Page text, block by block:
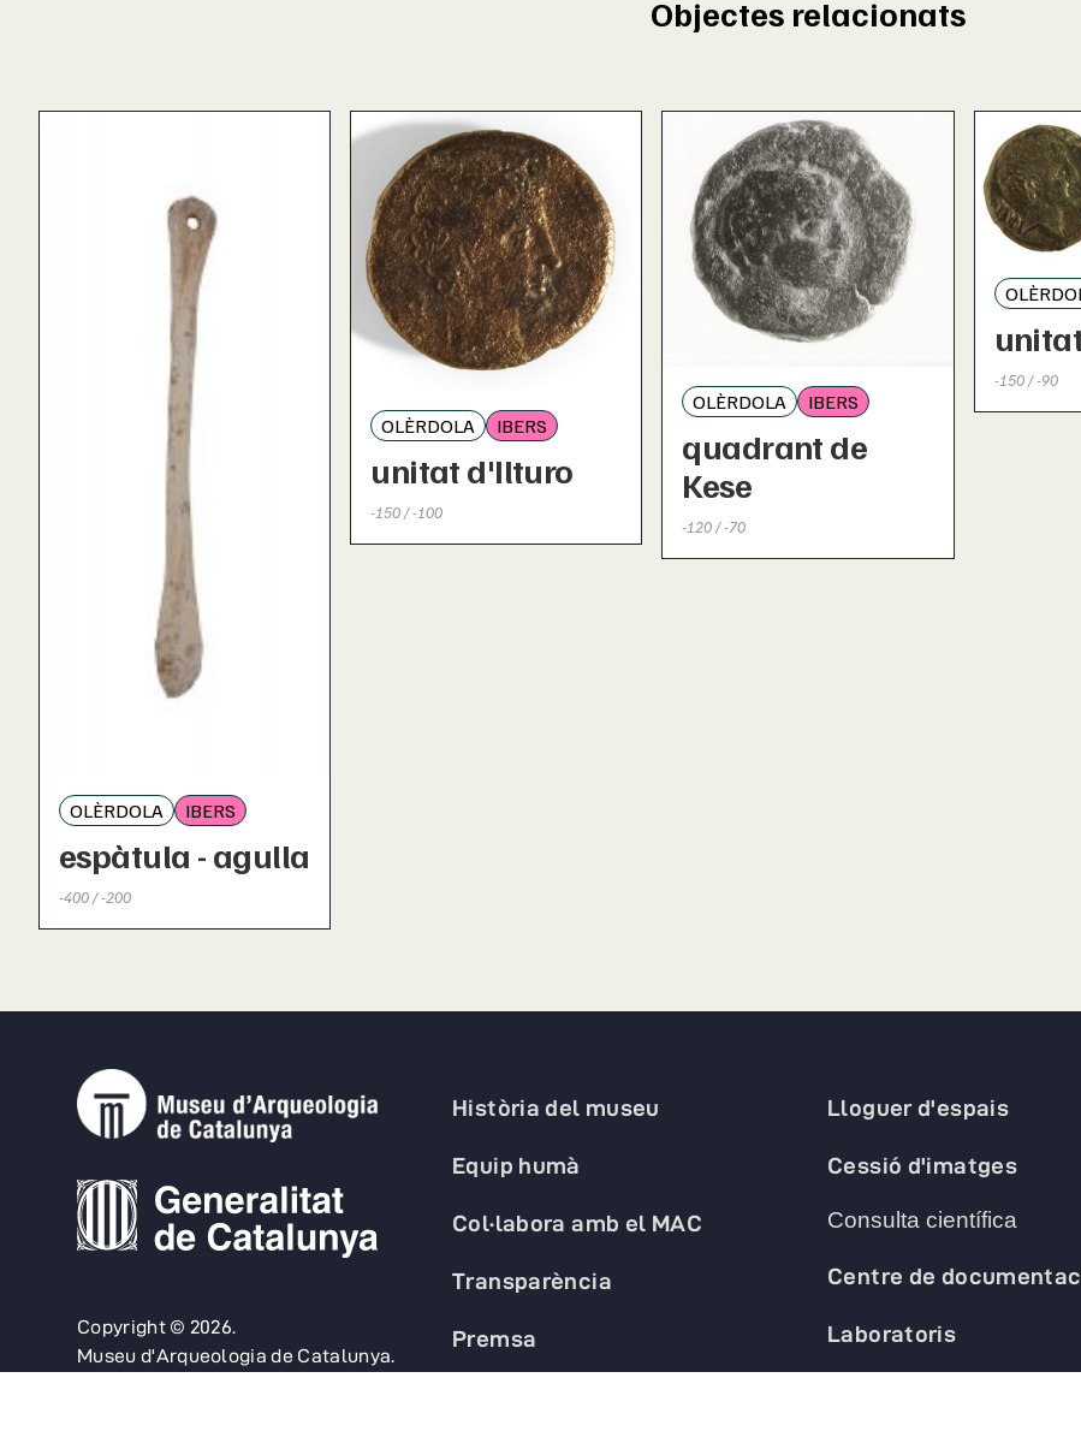
Objectes relacionats
OLÈRDOLA IBERS
espàtula - agulla
-400 / -200
OLÈRDOLA IBERS
unitat d'Ilturo
-150 / -100
OLÈRDOLA IBERS
quadrant de
Kese
-120 / -70
-150 / -90
Copyright © 2026.
Museu d'Arqueologia de Catalunya.
Història del museu
Equip humà
Col·labora amb el MAC
Transparència
Premsa
Lloguer d'espais
Cessió d'imatges
Consulta científica
Centre de
Laboratoris